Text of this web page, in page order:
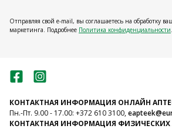
Отправляя свой e-mail, вы соглашаетесь на обработку
маркетинга. Подробнее Политика конфиденциальности.
КОНТАКТНАЯ ИНФОРМАЦИЯ ОНЛАЙН
Пн.-Пт. 9.00 - 17.00: +372 610 3100,
КОНТАКТНАЯ ИНФОРМАЦИЯ ФИЗИЧЕСКИХ